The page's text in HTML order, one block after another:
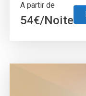
A partir de
54€/Noite